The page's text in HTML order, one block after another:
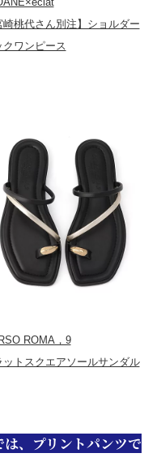
崎桃代さん別注】ショルダー
クワンピース
ROMA，9
ットスクエアソールサンダル
、プリントパンツで